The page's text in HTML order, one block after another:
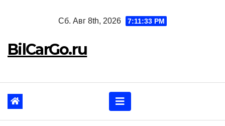
Сб. Авг 8th, 2026 7:11:34 PM
BilCarGo.ru